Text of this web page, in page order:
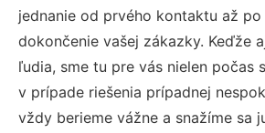
jednanie od prvého kontaktu až po
dokončenie vašej zákazky. Keďže
ľudia, sme tu pre vás nielen počas
v prípade riešenia prípadnej
vždy berieme vážne a snažíme sa